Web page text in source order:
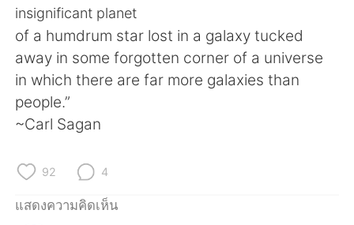
ไทย
English 简体中文
繁體中文
العربية
Deutsch
insignificant planet
of a humdrum star lost in a galaxy tucked
away in some forgotten corner of a universe
in which there are far more galaxies than
people.”
~Carl Sagan
92 4
แสดงความคิดเห็น